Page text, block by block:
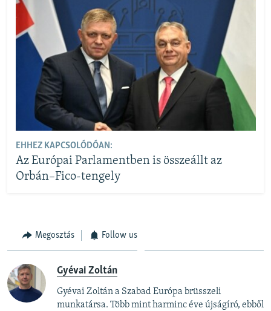
EHHEZ KAPCSOLÓDÓAN:
Az Európai Parlamentben is összeállt az
Orbán–Fico-tengely
Megosztás Follow us
Gyévai Zoltán
Gyévai Zoltán a Szabad Európa brüsszeli
munkatársa. Több mint harminc éve újságíró, ebből